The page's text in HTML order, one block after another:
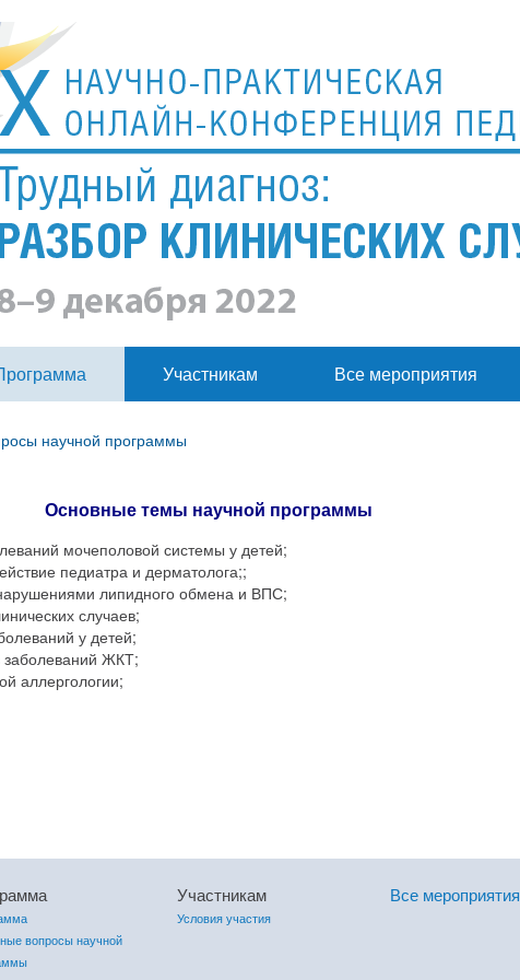
Участникам Все мероприятия
научной программы
Основные темы научной программы
мочеполовой системы у детей;
педиатра и дерматолога;;
липидного обмена и ВПС;
случаев;
у детей;
заболеваний ЖКТ;
аллергологии;
вопросы научной
Участникам
Условия участия
Все мероприятия